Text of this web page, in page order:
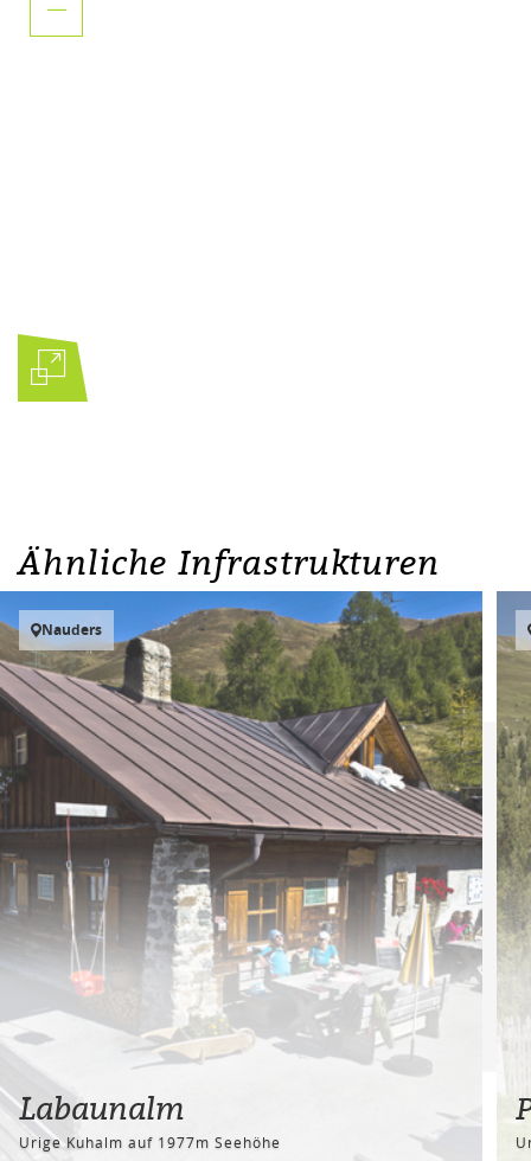
Ähnliche Infrastrukturen
Nauders
Labaunalm
Urige Kuhalm auf 1977m Seehöhe